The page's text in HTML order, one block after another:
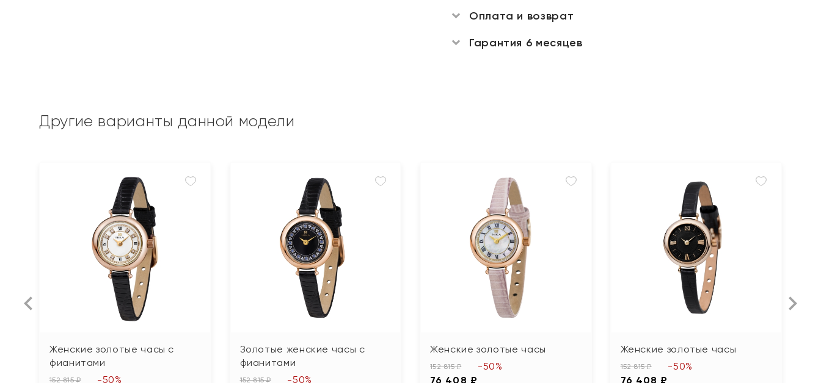
Оплата и возврат
Гарантия 6 месяцев
Другие варианты данной модели
Женские золотые часы с
фианитами
152 815 ₽ -50%
Золотые женские часы с
фианитами
152 815 ₽ -50%
Женские золотые часы
152 815 ₽
76 408 ₽
-50%
Женские золотые часы
152 815 ₽
76 408 ₽
-50%